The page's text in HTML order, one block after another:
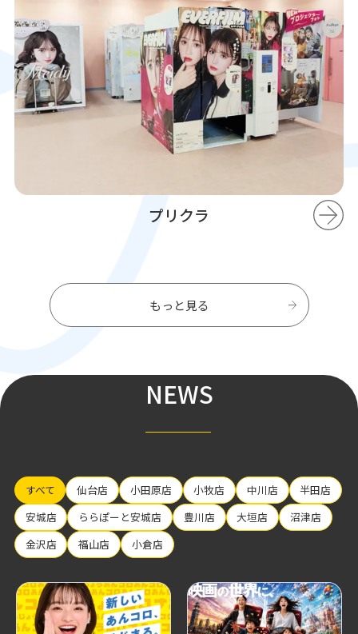
プリクラ
もっと見る
NEWS
すべて 仙台店 小田原店 小牧店 中川店
半田店
安城店
ららぽーと安城店 豊川店 大垣店
沼津店
金沢店
福山店 小倉店